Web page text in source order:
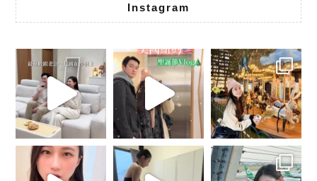
Instagram